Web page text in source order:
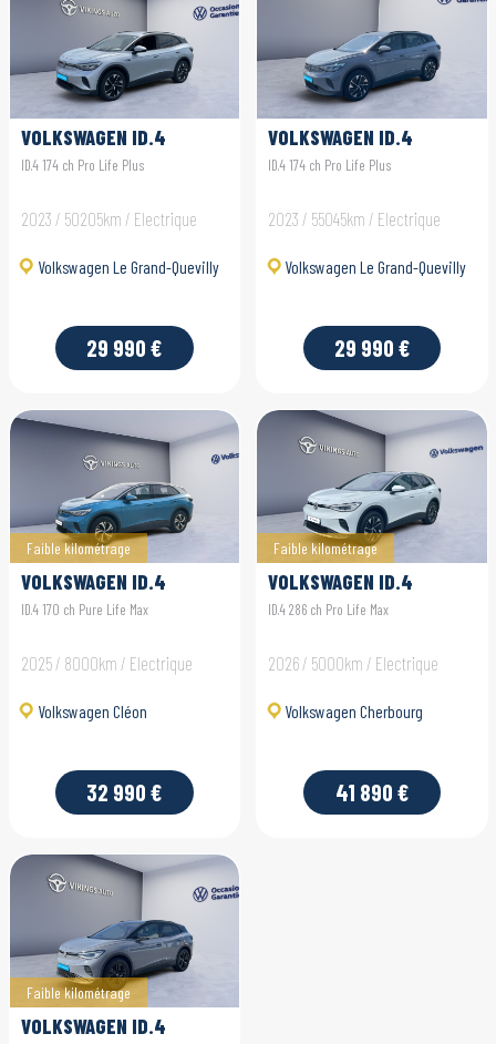
VOLKSWAGEN ID.4
ID.4 174 ch Pro Life Plus
2023 / 50205km / Electrique
Volkswagen Le Grand-Quevilly
29 990 €
VOLKSWAGEN ID.4
ID.4 174 ch Pro Life Plus
2023 / 55045km / Electrique
Volkswagen Le Grand-Quevilly
29 990 €
Faible kilométrage
VOLKSWAGEN ID.4
ID.4 170 ch Pure Life Max
2025 / 8000km / Electrique
Volkswagen Cléon
32 990 €
Faible kilométrage
VOLKSWAGEN ID.4
ID.4 286 ch Pro Life Max
2026 / 5000km / Electrique
Volkswagen Cherbourg
41 890 €
Faible kilométrage
VOLKSWAGEN ID.4